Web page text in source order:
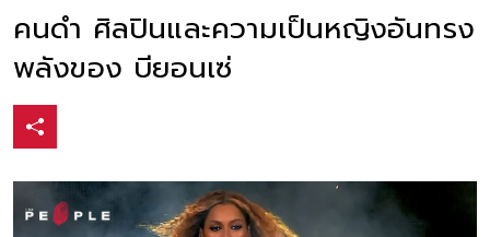
คนดำ ศิลปินและความเป็นหญิงอันทรง
พลังของ บียอนเซ่